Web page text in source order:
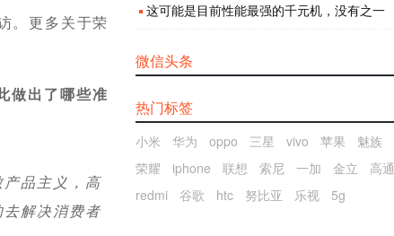
。更多关于荣
做出了哪些准
品主义，高
解决消费者
这可能是目前性能最强的千元机，没有之一
微信头条
热门标签
小米 华为 oppo 三星 vivo 苹果
魅族
荣耀
iphone 联想 索尼 一加 金立
高通
redmi
谷歌 htc 努比亚 乐视 5g